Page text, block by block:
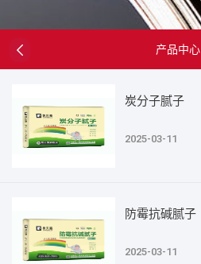
产品中心
炭分子腻子
2025-03-11
防霉抗碱腻子
2025-03-11